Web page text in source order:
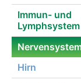
Immun- und
Lymphsystem
Hirn